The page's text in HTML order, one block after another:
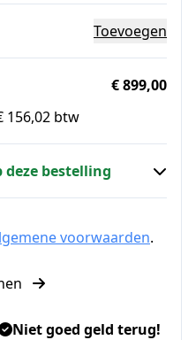
Toevoegen
€ 899,00
156,02 btw
deze bestelling
voorwaarden.
Niet goed geld terug!